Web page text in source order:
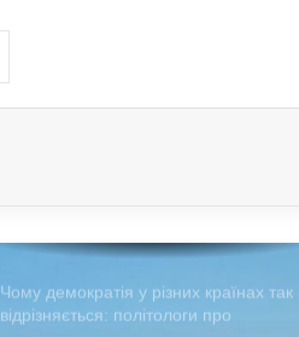
Чому демократія у різних країнах так
відрізняється: політологи про